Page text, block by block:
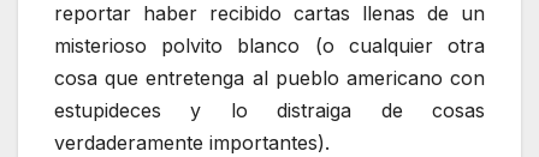
reportar haber recibido cartas llenas de un
misterioso polvito blanco (o cualquier otra
cosa que entretenga al pueblo americano con
estupideces y lo distraiga de cosas
verdaderamente importantes).